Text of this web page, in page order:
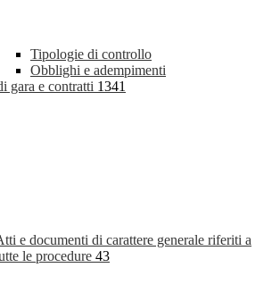
Tipologie di controllo
Obblighi e adempimenti
gara e contratti 1341
e documenti di carattere generale riferiti a
le procedure 43